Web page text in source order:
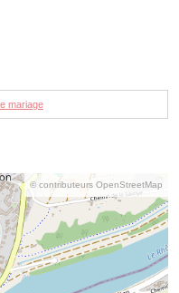
mariage
© contributeurs OpenStreetMap